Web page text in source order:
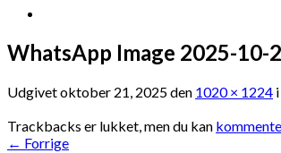
WhatsApp Image 2025-10-
Udgivetoktober 21, 2025den 1020 × 1224 i
Trackbacks er lukket, men du kan
← Forrige